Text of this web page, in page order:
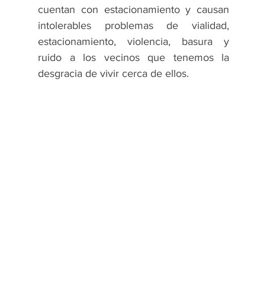
cuentan con estacionamiento y causan
intolerables problemas de vialidad,
estacionamiento, violencia, basura y
ruido a los vecinos que tenemos la
desgracia de vivir cerca de ellos.